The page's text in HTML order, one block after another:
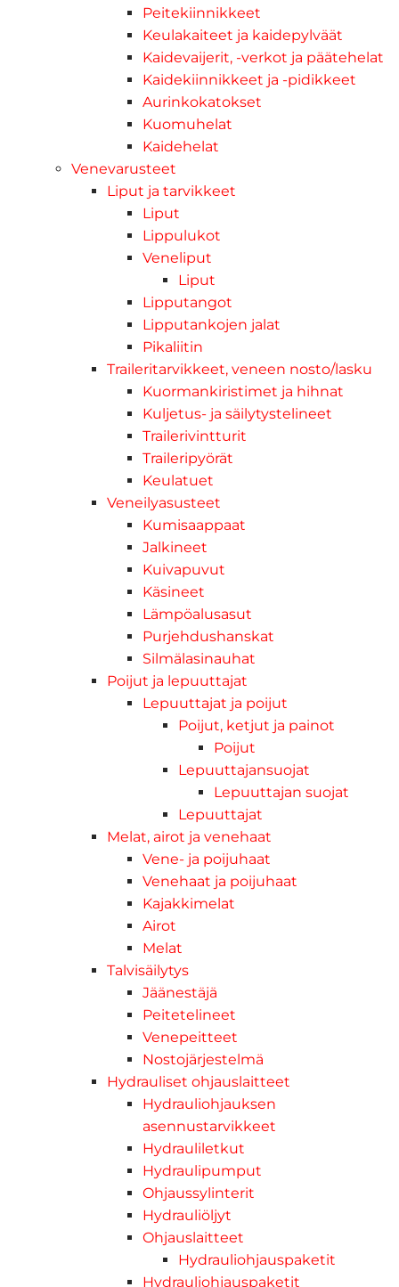
Peitekiinnikkeet
Keulakaiteet ja kaidepylväät
Kaidevaijerit, -verkot ja päätehelat
Kaidekiinnikkeet ja -pidikkeet
Aurinkokatokset
Kuomuhelat
Kaidehelat
Venevarusteet
Liput ja tarvikkeet
Liput
Lippulukot
Veneliput
Liput
Lipputangot
Lipputankojen jalat
Pikaliitin
Traileritarvikkeet, veneen nosto/lasku
Kuormankiristimet ja hihnat
Kuljetus- ja säilytystelineet
Trailerivintturit
Traileripyörät
Keulatuet
Veneilyasusteet
Kumisaappaat
Jalkineet
Kuivapuvut
Käsineet
Lämpöalusasut
Purjehdushanskat
Silmälasinauhat
Poijut ja lepuuttajat
Lepuuttajat ja poijut
Poijut, ketjut ja painot
Poijut
Lepuuttajansuojat
Lepuuttajan suojat
Lepuuttajat
Melat, airot ja venehaat
Vene- ja poijuhaat
Venehaat ja poijuhaat
Kajakkimelat
Airot
Melat
Talvisäilytys
Jäänestäjä
Peitetelineet
Venepeitteet
Nostojärjestelmä
Hydrauliset ohjauslaitteet
Hydrauliohjauksen
asennustarvikkeet
Hydrauliletkut
Hydraulipumput
Ohjaussylinterit
Hydrauliöljyt
Ohjauslaitteet
Hydrauliohjauspaketit
Hydrauliohjauspaketit